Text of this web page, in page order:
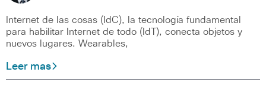
Internet de las cosas (IdC), la tecnología fundamental
para habilitar Internet de todo (IdT), conecta objetos y
nuevos lugares. Wearables,
Leer mas